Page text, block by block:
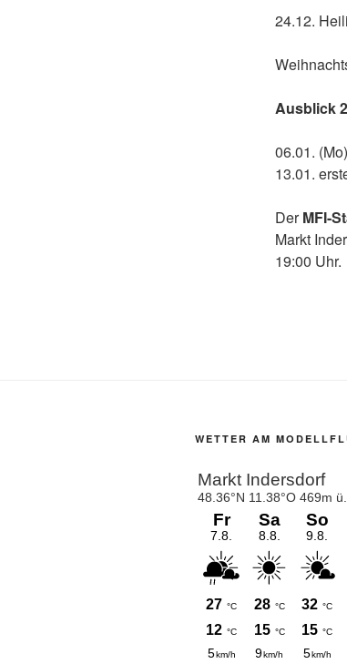
24.12.
Ausblick
06.01.
13.01.
DerMFI-
Markt
19:00 Uhr.
WETTER AM